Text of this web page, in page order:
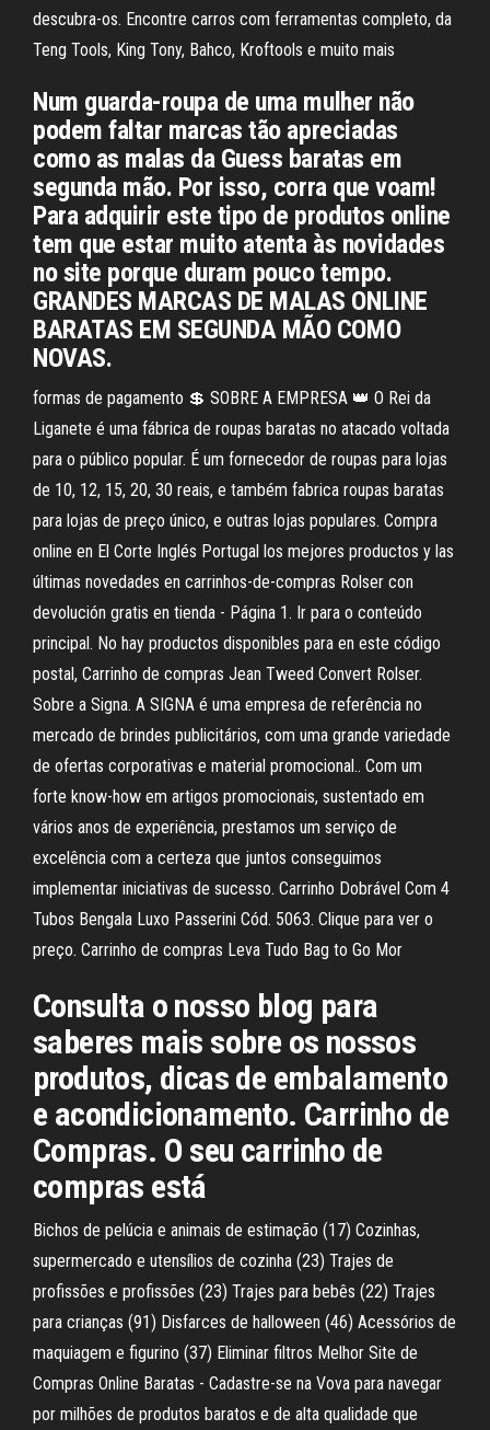
descubra-os. Encontre carros com ferramentas completo, da
Teng Tools, King Tony, Bahco, Kroftools e muito mais
Num guarda-roupa de uma mulher não
podem faltar marcas tão apreciadas
como as malas da Guess baratas em
segunda mão. Por isso, corra que voam!
Para adquirir este tipo de produtos online
tem que estar muito atenta às novidades
no site porque duram pouco tempo.
GRANDES MARCAS DE MALAS ONLINE
BARATAS EM SEGUNDA MÃO COMO
NOVAS.
formas de pagamento 💲 SOBRE A EMPRESA 👑 O Rei da
Liganete é uma fábrica de roupas baratas no atacado voltada
para o público popular. É um fornecedor de roupas para lojas
de 10, 12, 15, 20, 30 reais, e também fabrica roupas baratas
para lojas de preço único, e outras lojas populares. Compra
online en El Corte Inglés Portugal los mejores productos y las
últimas novedades en carrinhos-de-compras Rolser con
devolución gratis en tienda - Página 1. Ir para o conteúdo
principal. No hay productos disponibles para en este código
postal, Carrinho de compras Jean Tweed Convert Rolser.
Sobre a Signa. A SIGNA é uma empresa de referência no
mercado de brindes publicitários, com uma grande variedade
de ofertas corporativas e material promocional.. Com um
forte know-how em artigos promocionais, sustentado em
vários anos de experiência, prestamos um serviço de
excelência com a certeza que juntos conseguimos
implementar iniciativas de sucesso. Carrinho Dobrável Com 4
Tubos Bengala Luxo Passerini Cód. 5063. Clique para ver o
preço. Carrinho de compras Leva Tudo Bag to Go Mor
Consulta o nosso blog para
saberes mais sobre os nossos
produtos, dicas de embalamento
e acondicionamento. Carrinho de
Compras. O seu carrinho de
compras está
Bichos de pelúcia e animais de estimação (17) Cozinhas,
supermercado e utensílios de cozinha (23) Trajes de
profissões e profissões (23) Trajes para bebês (22) Trajes
para crianças (91) Disfarces de halloween (46) Acessórios de
maquiagem e figurino (37) Eliminar filtros Melhor Site de
Compras Online Baratas - Cadastre-se na Vova para navegar
por milhões de produtos baratos e de alta qualidade que